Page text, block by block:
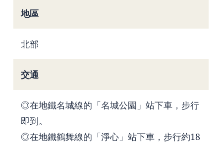
地區
北部
交通
◎在地鐵名城線的「名城公園」站下車，步行
即到。
◎在地鐵鶴舞線的「淨心」站下車，步行約18